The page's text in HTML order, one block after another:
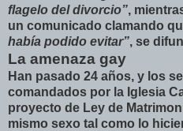
flagelo del divorcio”,
un comunicado clamando
había podido evitar”, se
La amenaza gay
Han pasado 24 años, y los
comandados por la Iglesia
proyecto de Ley de
mismo sexo tal como lo